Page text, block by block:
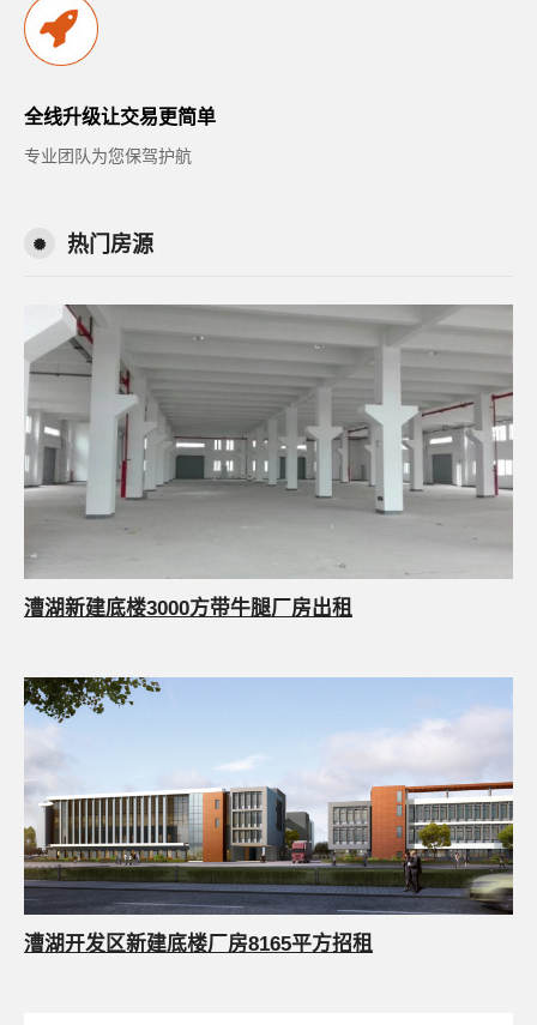
全线升级让交易更简单
专业团队为您保驾护航
热门房源
漕湖新建底楼3000方带牛腿厂房出租
漕湖开发区新建底楼厂房8165平方招租